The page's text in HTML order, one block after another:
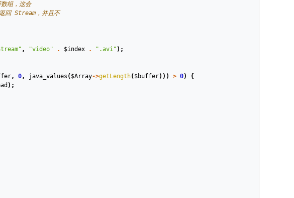
组，这会
回 Stream，并且不
, "video" . $index . ".avi" );
, 0, java_values ( $Array->getLength( $buffer))) > 0)
{
);